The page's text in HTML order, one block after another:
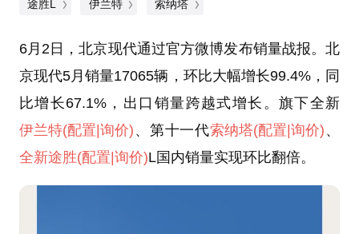
途胜L 伊兰特 索纳塔
6月2日，北京现代通过官方微博发布销量战报。北
京现代5月销量17065辆，环比大幅增长99.4%，同
比增长67.1%，出口销量跨越式增长。旗下全新
伊兰特(配置 |询价) 、第十一代索纳塔(配置 |询价) 、
全新途胜(配置 |询价)L国内销量实现环比翻倍。